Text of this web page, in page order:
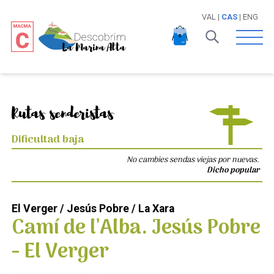
VAL | CAS| ENG
Open
Rutas senderistas
Dificultad baja
No cambies sendas viejas por nuevas.
Dicho popular
El Verger / Jesús Pobre / La Xara
Camí de l'Alba. Jesús Pobre
- El Verger